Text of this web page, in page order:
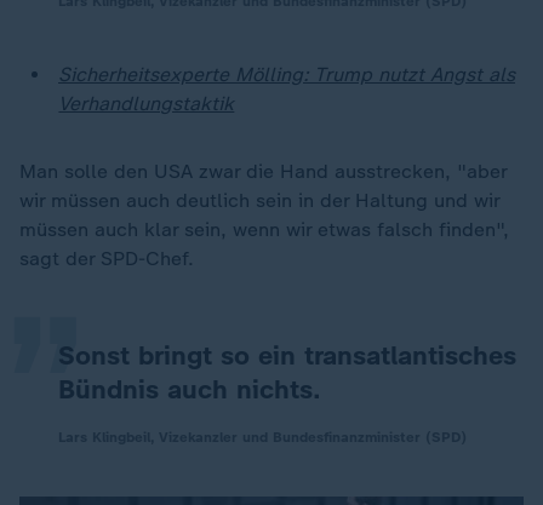
Sicherheitsexperte Mölling: Trump nutzt Angst als
Verhandlungstaktik
Man solle den USA zwar die Hand ausstrecken, "aber
wir müssen auch deutlich sein in der Haltung und wir
müssen auch klar sein, wenn wir etwas falsch finden",
sagt der SPD-Chef.
Sonst bringt so ein transatlantisches
Bündnis auch nichts.
„